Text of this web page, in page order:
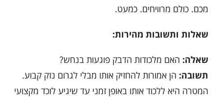
מכם. כולם מרוויחים. כמעט.
שאלות ותשובות מהירות:
שאלה: האם מלכודות הדבק פוגעות בנחש?
תשובה: הן אמורות להחזיק אותו מבלי לגרום נזק קבוע.
המטרה היא ללכוד אותו באופן זמני עד שיגיע לוכד מקצועי